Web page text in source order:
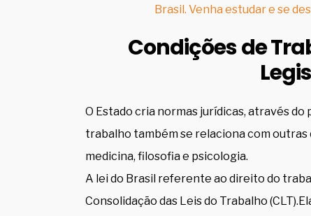
Brasil. Venha estudar e se
Condições de
O Estado cria normas jurídicas, através
trabalho também se relaciona com outras
medicina, filosofia e psicologia.
A lei do Brasil referente ao direito do
Consolidação das Leis do Trabalho